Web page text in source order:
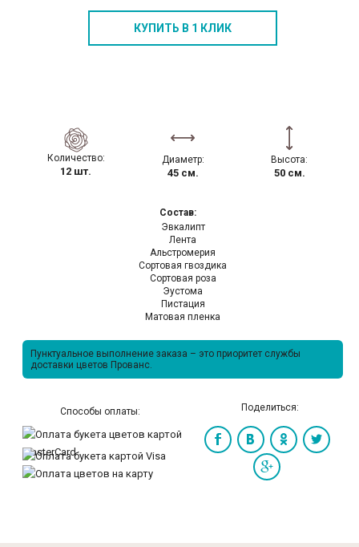
КУПИТЬ В 1 КЛИК
Количество:
12 шт.
Диаметр:
45 см.
Высота:
50 см.
Состав:
Эвкалипт
Лента
Альстромерия
Сортовая гвоздика
Сортовая роза
Эустома
Пистация
Матовая пленка
Пунктуальное выполнение заказа – это приоритет службы
доставки цветов Прованс.
Способы оплаты: Поделиться: